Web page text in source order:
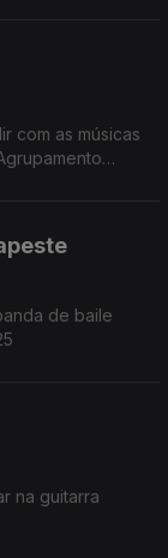
com as músicas
de baile
na guitarra